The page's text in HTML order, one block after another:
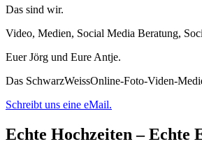
Das sind wir.
Video, Medien, Social Media Beratung,
Euer Jörg und Eure Antje.
Das SchwarzWeissOnline-Foto-Viden-
Schreibt uns eine eMail.
Echte Hochzeiten – Echte